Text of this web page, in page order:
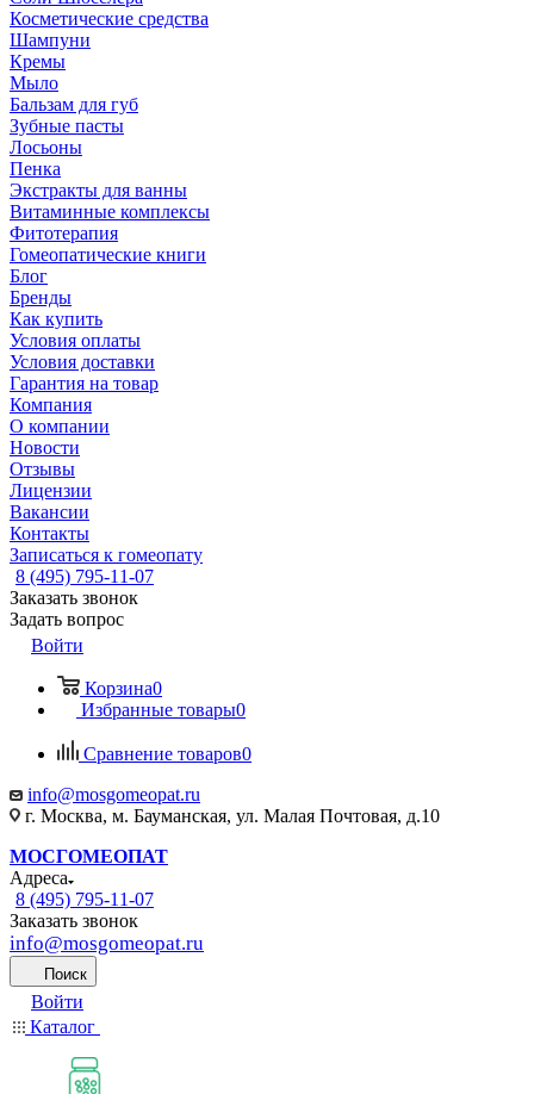
Косметические средства
Шампуни
Кремы
Мыло
Бальзам для губ
Зубные пасты
Лосьоны
Пенка
Экстракты для ванны
Витаминные комплексы
Фитотерапия
Гомеопатические книги
Блог
Бренды
Как купить
Условия оплаты
Условия доставки
Гарантия на товар
Компания
О компании
Новости
Отзывы
Лицензии
Вакансии
Контакты
Записаться к гомеопату
8 (495) 795-11-07
Заказать звонок
Задать вопрос
Войти
Корзина0
Избранные товары0
Сравнение товаров0
info@mosgomeopat.ru
г. Москва, м. Бауманская, ул. Малая Почтовая, д.10
МОСГОМЕОПАТ
Адреса
8 (495) 795-11-07
Заказать звонок
info@mosgomeopat.ru
Поиск
Войти
Каталог